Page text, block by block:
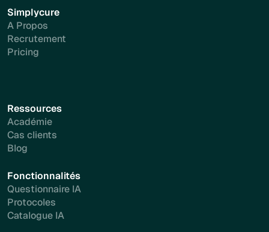
Simplycure
A Propos
Recrutement
Pricing
Ressources
Académie
Cas clients
Blog
Fonctionnalités
Questionnaire IA
Protocoles
Catalogue IA